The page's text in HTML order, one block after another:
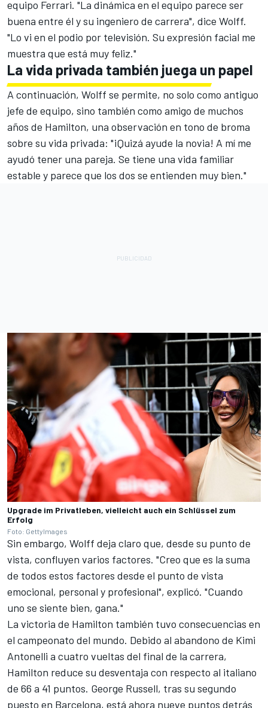
equipo Ferrari. "La dinámica en el equipo parece ser
buena entre él y su ingeniero de carrera", dice Wolff.
"Lo vi en el podio por televisión. Su expresión facial me
muestra que está muy feliz."
La vida privada también juega un papel
A continuación, Wolff se permite, no solo como antiguo
jefe de equipo, sino también como amigo de muchos
años de Hamilton, una observación en tono de broma
sobre su vida privada: "¡Quizá ayude la novia! A mí me
ayudó tener una pareja. Se tiene una vida familiar
estable y parece que los dos se entienden muy bien."
Upgrade im Privatleben, vielleicht auch ein Schlüssel zum
Erfolg
Foto: GettyImages
Sin embargo, Wolff deja claro que, desde su punto de
vista, confluyen varios factores. "Creo que es la suma
de todos estos factores desde el punto de vista
emocional, personal y profesional", explicó. "Cuando
uno se siente bien, gana."
La victoria de Hamilton también tuvo consecuencias en
el campeonato del mundo. Debido al abandono de Kimi
Antonelli a cuatro vueltas del final de la carrera,
Hamilton reduce su desventaja con respecto al italiano
de 66 a 41 puntos. George Russell, tras su segundo
puesto en Barcelona, está ahora nueve puntos detrás